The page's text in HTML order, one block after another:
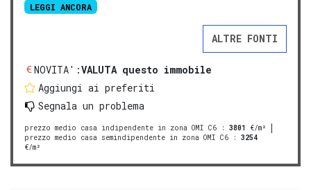
LEGGI ANCORA
ALTRE FONTI
NOVITA':VALUTA questo immobile
Aggiungi ai preferiti
Segnala un problema
prezzo medio casa indipendente in zona OMI C6 : 3801
€/m²
prezzo medio casa semindipendente in zona OMI C6 : 3254
€/m²